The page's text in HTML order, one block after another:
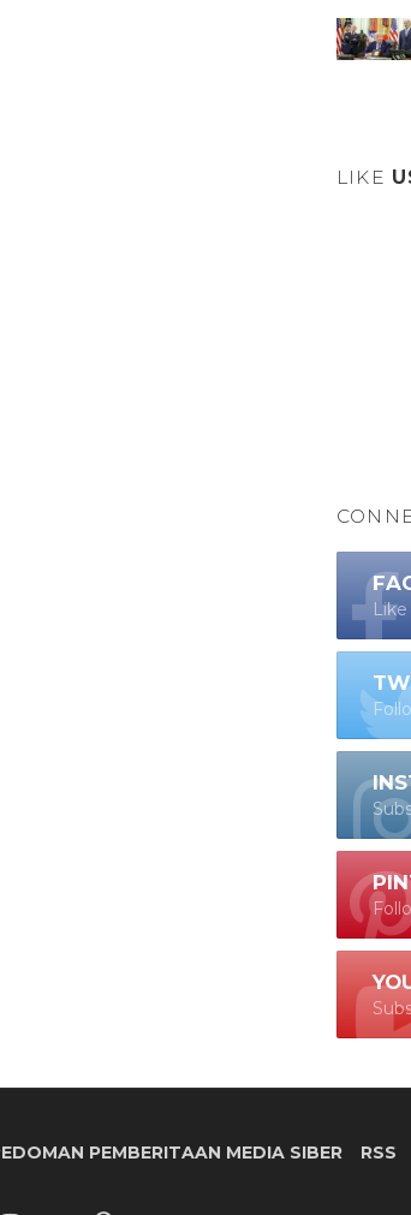
LIKE
PEMBERITAAN MEDIA SIBER RSS